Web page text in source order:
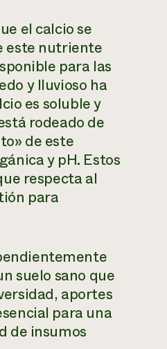
el calcio se
este nutriente
para las
y lluvioso ha
es soluble y
rodeado de
de este
y pH. Estos
respecta al
para
suelo sano que
aportes
para una
de insumos